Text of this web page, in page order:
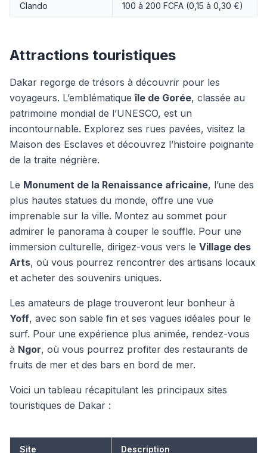
Clando 100 à 200 FCFA (0,15 à 0,30 €)
Attractions touristiques
Dakar regorge de trésors à découvrir pour les
voyageurs. L’emblématiqueîle de Gorée, classée au
patrimoine mondial de l’UNESCO, est un
incontournable. Explorez ses rues pavées, visitez la
Maison des Esclaves et découvrez l’histoire poignante
de la traite négrière.
Le Monument de la Renaissance africaine, l’une des
plus hautes statues du monde, offre une vue
imprenable sur la ville. Montez au sommet pour
admirer le panorama à couper le souffle. Pour une
immersion culturelle, dirigez-vous vers le Village des
Arts, où vous pourrez rencontrer des artisans locaux
et acheter des souvenirs uniques.
Les amateurs de plage trouveront leur bonheur à
Yoff, avec son sable fin et ses vagues idéales pour le
surf. Pour une expérience plus animée, rendez-vous
à Ngor, où vous pourrez profiter des restaurants de
fruits de mer et des bars en bord de mer.
Voici un tableau récapitulant les principaux sites
touristiques de Dakar :
Site Description